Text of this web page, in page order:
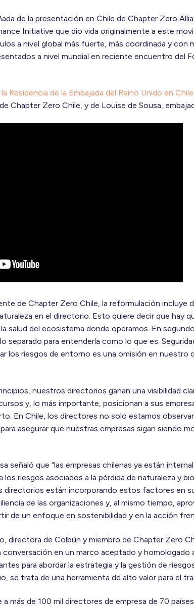
de la presentación en Chile de Chapter Zero
Initiative que dio vida originalmente a este
a nivel global más fuerte, más coordinada y con
a nivel mundial en reciente encuentro del
Residencia de la Embajada del Reino Unido en Chile
Chapter Zero Chile, y de Louise de Sousa,
de Chapter Zero Chile, la reformulación incluye
en el directorio. Esto quiere decir que hay
salud del ecosistema donde operamos. En
separado para entenderla como lo que es:
los riesgos de entorno es una omisión en nuestro
nuestros directorios ganan una visibilidad
y, lo más importante, posicionan a sus
En Chile, los directores no solo estamos
asegurar que nuestras empresas sigan siendo
señaló que “las empresas chilenas ya están
los riesgos asociados a la pérdida de naturaleza y
directorios están incorporando estos factores en
de las organizaciones y, al mismo tiempo,
de un enfoque en sostenibilidad y en la acción
directora de Colbún y miembro de Chapter Zero
conversación en un marco aceptado y homologado
para abordar la estrategia y la gestión de
se trata de una herramienta de alto valor para el
más de 100 mil directores de empresa de 70